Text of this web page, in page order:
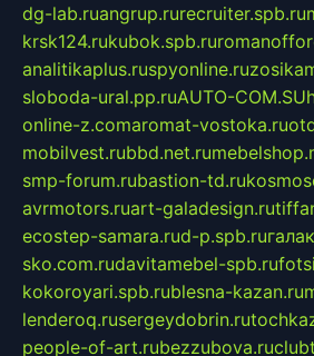
dg-lab.ruangrup.rurecruiter.spb.ru
krsk124.rukubok.spb.ru
analitikaplus.ruspyonline.ru
sloboda-ural.pp.ruAUTO-COM.SU
online-z.comaromat-vostoka.ru
mobilvest.rubbd.net.ru
smp-forum.rubastion-td.ru
avrmotors.ruart-galadesign.ru
ecostep-samara.rud-p.spb.ru
sko.com.rudavitamebel-spb.ru
kokoroyari.spb.rublesna-kazan.ru
lenderoq.rusergeydobrin.ru
people-of-art.rubezzubova.ru